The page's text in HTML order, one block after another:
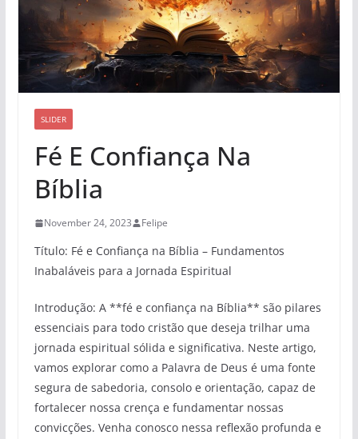
SLIDER
Fé E Confiança Na
Bíblia
November 24, 2023 Felipe
Título: Fé e Confiança na Bíblia – Fundamentos
Inabaláveis para a Jornada Espiritual
Introdução: A **fé e confiança na Bíblia** são pilares
essenciais para todo cristão que deseja trilhar uma
jornada espiritual sólida e significativa. Neste artigo,
vamos explorar como a Palavra de Deus é uma fonte
segura de sabedoria, consolo e orientação, capaz de
fortalecer nossa crença e fundamentar nossas
convicções. Venha conosco nessa reflexão profunda e